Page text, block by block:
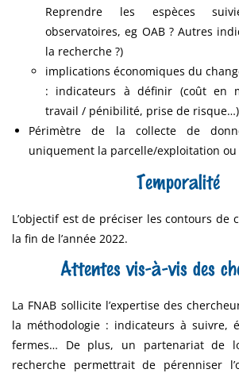
Reprendre les espèces
observatoires, eg OAB ? Autres
la recherche ?)
implications économiques du
: indicateurs à définir (coût en
travail / pénibilité, prise de risque…)
Périmètre de la collecte de
uniquement la parcelle/exploitation ou
Temporalité
L’objectif est de préciser les contours de
la fin de l’année 2022.
Attentes vis-à-vis des
La FNAB sollicite l’expertise des
la méthodologie : indicateurs à suivre,
fermes… De plus, un partenariat de
recherche permettrait de pérenniser